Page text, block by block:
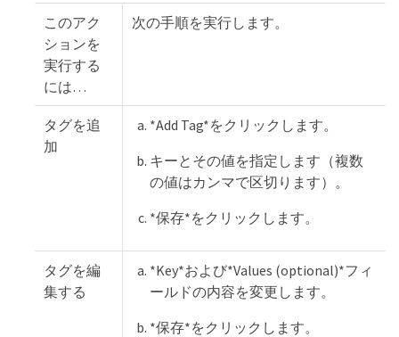
このアク
ションを
実行する
には…​
次の手順を実行します。
タグを追
加
*Add Tag*をクリックします。
キーとその値を指定します（複数
の値はカンマで区切ります）。
*保存*をクリックします。
タグを編
集する
*Key*および*Values (optional)*フィ
ールドの内容を変更します。
*保存*をクリックします。